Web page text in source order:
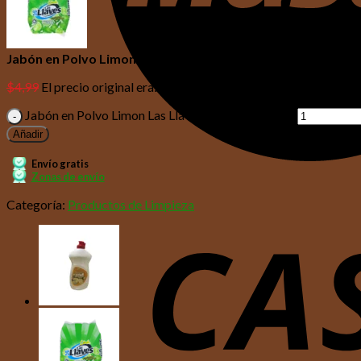
Jabón en Polvo Limon Las Llaves 900 Gr
$4,99 El precio original era: $4,99.
Jabón en Polvo Limon Las Llaves 900 Gr cantidad
Añadir
Envío gratis
Zonas de envío
Categoría: Productos de Limpieza